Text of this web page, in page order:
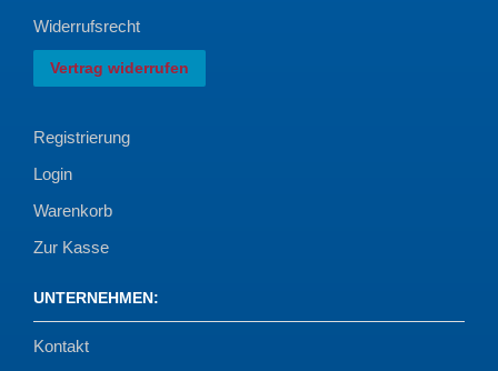
Widerrufsrecht
Vertrag widerrufen
Registrierung
Login
Warenkorb
Zur Kasse
UNTERNEHMEN:
Kontakt